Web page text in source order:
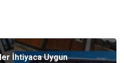
İhtiyaca Uygun